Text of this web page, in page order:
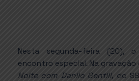
Nesta segunda-feira (20),
encontro especial. Na
Noite com Danilo Gentili, do